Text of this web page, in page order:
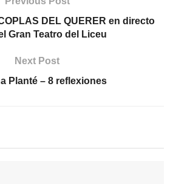
DEL QUERER en directo
Gran Teatro del Liceu
Next Post
Planté – 8 reflexiones